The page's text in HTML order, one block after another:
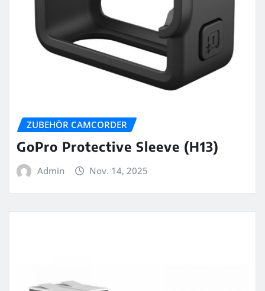
ZUBEHÖR CAMCORDER
GoPro Protective Sleeve (H13)
Admin Nov. 14, 2025